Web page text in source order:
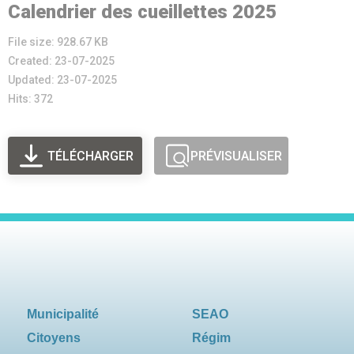
Calendrier des cueillettes 2025
File size: 928.67 KB
Created: 23-07-2025
Updated: 23-07-2025
Hits: 372
TÉLÉCHARGER PRÉVISUALISER
Municipalité
Citoyens
SEAO
Régim